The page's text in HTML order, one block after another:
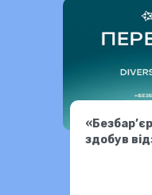
здобув